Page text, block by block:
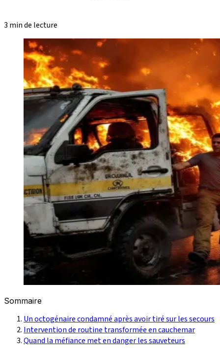
3 min de lecture
Sommaire
Un octogénaire condamné après avoir tiré sur les secours
Intervention de routine transformée en cauchemar
Quand la méfiance met en danger les sauveteurs